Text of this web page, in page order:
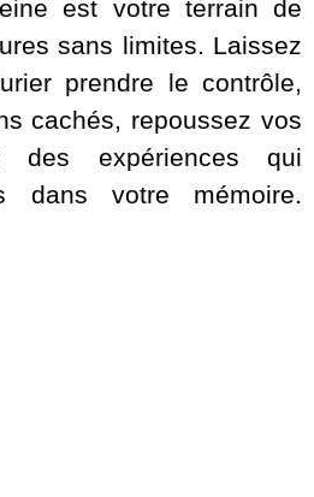
est votre terrain de
sans limites. Laissez
prendre le contrôle,
cachés, repoussez vos
des expériences qui
dans votre mémoire.